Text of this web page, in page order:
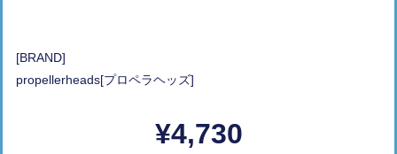
[BRAND]
propellerheads[プロペラヘッズ]
¥4,730